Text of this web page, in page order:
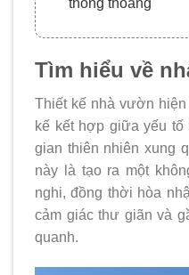
thông thoáng
2.4. Kiến tạo
khuôn viên sân
vườn xanh
2.5. Nâng cao tính
bền vững và thân
thiện với môi
trường
3. Tại sao nên lựa
chọn xây dựng
Tìm hiểu về
Thiết kế nhà vườn
kế kết hợp giữa yếu tố
gian thiên nhiên xung
này là tạo ra một
nghi, đồng thời hòa
cảm giác thư giãn và
quanh.